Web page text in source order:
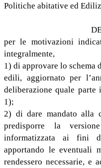
Politiche abitative ed
per le motivazioni
integralmente,
1) di approvare lo schema
edili, aggiornato per
deliberazione quale parte
1);
2) di dare mandato alla
predisporre la
informatizzata ai fini
apportando le eventuali
rendessero necessarie,